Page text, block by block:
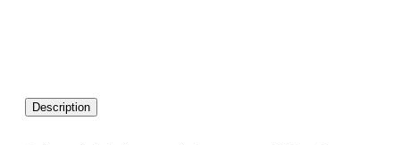
Description